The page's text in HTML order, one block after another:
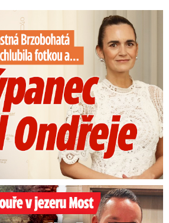
fotkou: Rýpanec od Ondřeje
Zemřel táta Dominik (†28)